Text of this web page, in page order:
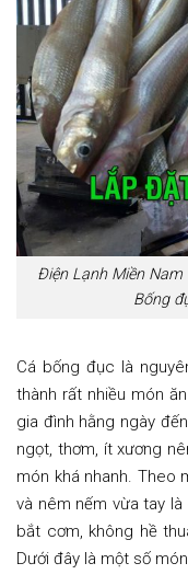
Điện Lạnh Miền
Bống
Cá bống đục là
thành rất nhiều món
gia đình hằng ngày
ngọt, thơm, ít xương
món khá nhanh. Theo
và nêm nếm vừa tay
bắt cơm, không hề
Dưới đây là một số